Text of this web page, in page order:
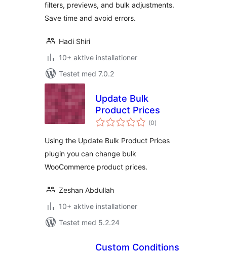
filters, previews, and bulk adjustments.
Save time and avoid errors.
Hadi Shiri
10+ aktive installationer
Testet med 7.0.2
Update Bulk
Product Prices
(0totale
bedømmelser
)
Using the Update Bulk Product Prices
plugin you can change bulk
WooCommerce product prices.
Zeshan Abdullah
10+ aktive installationer
Testet med 5.2.24
Custom Conditions